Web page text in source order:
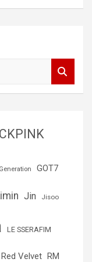
GOT7
Jin Jisoo
LE SSERAFIM
Red Velvet RM